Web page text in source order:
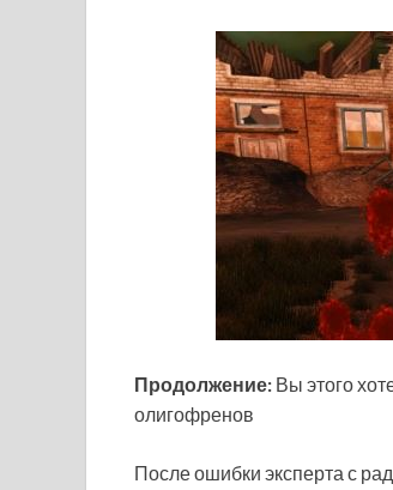
Продолжение: Вы этого
олигофренов
После ошибки эксперта с